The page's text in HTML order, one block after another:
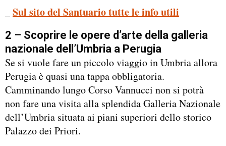
Sul sito del Santuario tutte le info utili
2 – Scoprire le opere d’arte della galleria
nazionale dell’Umbria a Perugia
Se si vuole fare un piccolo viaggio in Umbria allora
Perugia è quasi una tappa obbligatoria.
Camminando lungo Corso Vannucci non si potrà
non fare una visita alla splendida Galleria Nazionale
dell’Umbria situata ai piani superiori dello storico
Palazzo dei Priori.